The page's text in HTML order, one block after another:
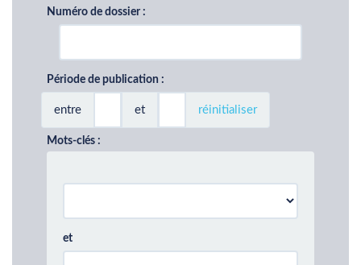
Numéro de dossier :
Période de publication :
entre et réinitialiser
Mots-clés :
et